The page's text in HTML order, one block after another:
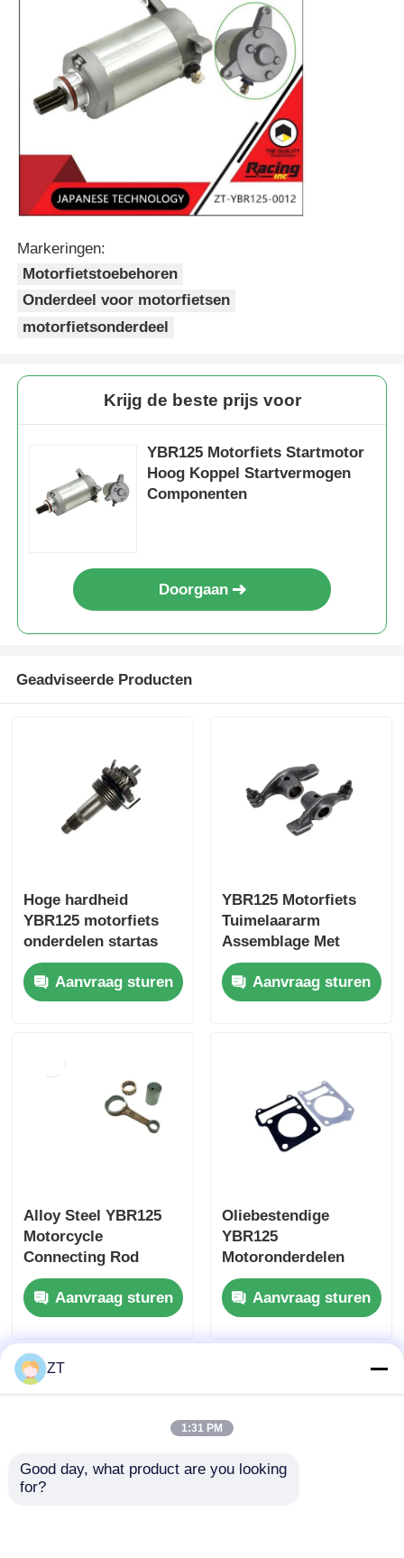
Producten
Fabrieksreis
Kwaliteitscontrole
Contacteer ons
Vraag een offerte aan
elektrische onderdelen voor motorfietsen
Het systeem van de motorfietsrem
Overige motoraccessoires
motorfietslamp
motorfietsschokbreker
Motorfietskolven
Motorfiets uitlaatpijp
Motorfietscilinder
Markeringen:
Motorfietstoebehoren
Onderdeel voor motorfietsen
motorfietsonderdeel
Krijg de beste prijs voor
YBR125 Motorfiets Startmotor
Hoog Koppel Startvermogen
Componenten
Doorgaan
Geadviseerde Producten
Hoge hardheid
YBR125 motorfiets
onderdelen startas
montage
Aanvraag sturen
YBR125 Motorfiets
Tuimelaararm
Assemblage Met
Twee Gegoten Stalen
Aanvraag sturen
Alloy Steel YBR125
Motorcycle
Connecting Rod
Assembly 89MM
Centrale afstand
Aanvraag sturen
Oliebestendige
YBR125
Motoronderdelen
Cilinder Op- en Neer
Pad Set Motorcilinder
Afdichtingspakking
Aanvraag sturen
ZT
1:31 PM
Good day, what product are you looking
for?